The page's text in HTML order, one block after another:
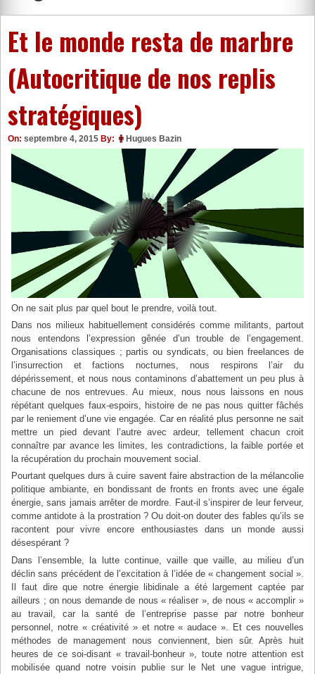
Et le monde resta de marbre
(Autocritique de nos replis
stratégiques)
On: septembre 4, 2015 By: Hugues Bazin
On ne sait plus par quel bout le prendre, voilà tout.
Dans nos milieux habituellement considérés comme militants, partout
nous entendons l’expression gênée d’un trouble de l’engagement.
Organisations classiques ; partis ou syndicats, ou bien freelances de
l’insurrection et factions nocturnes, nous respirons l’air du
dépérissement, et nous nous contaminons d’abattement un peu plus à
chacune de nos entrevues. Au mieux, nous nous laissons en nous
répétant quelques faux-espoirs, histoire de ne pas nous quitter fâchés
par le reniement d’une vie engagée. Car en réalité plus personne ne sait
mettre un pied devant l’autre avec ardeur, tellement chacun croit
connaître par avance les limites, les contradictions, la faible portée et
la récupération du prochain mouvement social.
Pourtant quelques durs à cuire savent faire abstraction de la mélancolie
politique ambiante, en bondissant de fronts en fronts avec une égale
énergie, sans jamais arrêter de mordre. Faut-il s’inspirer de leur ferveur,
comme antidote à la prostration ? Ou doit-on douter des fables qu’ils se
racontent pour vivre encore enthousiastes dans un monde aussi
désespérant ?
Dans l’ensemble, la lutte continue, vaille que vaille, au milieu d’un
déclin sans précédent de l’excitation à l’idée de « changement social ».
Il faut dire que notre énergie libidinale a été largement captée par
ailleurs ; on nous demande de nous « réaliser », de nous « accomplir »
au travail, car la santé de l’entreprise passe par notre bonheur
personnel, notre « créativité » et notre « audace ». Et ces nouvelles
méthodes de management nous conviennent, bien sûr. Après huit
heures de ce soi-disant « travail-bonheur », toute notre attention est
mobilisée quand notre voisin publie sur le Net une vague intrigue,